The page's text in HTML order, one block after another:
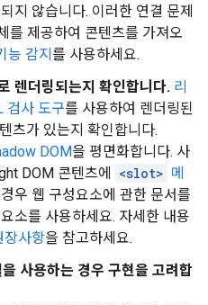
지 않습니다. 이러한 연결 문제
를 제공하여 콘텐츠를 가져오
능 감지 를 사용하세요.
렌더링되는지 확인합니다. 리
검사 도구를 사용하여 렌더링된
츠가 있는지 확인합니다.
DOM을 평면화합니다. 사
DOM 콘텐츠에
<slot> 메
우 웹 구성요소에 관한 문서를
소를 사용하세요. 자세한 내용
장사항을 참고하세요.
사용하는 경우 구현을 고려합